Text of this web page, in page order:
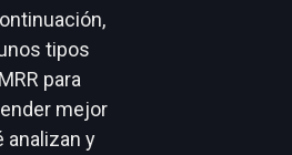
tipos
para
mejor
analizan y